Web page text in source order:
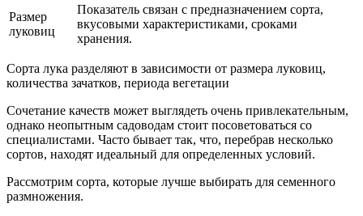
Размер
луковиц
Показатель связан с предназначением сорта,
вкусовыми характеристиками, сроками
хранения.
Сорта лука разделяют в зависимости от размера луковиц,
количества зачатков, периода вегетации
Сочетание качеств может выглядеть очень привлекательным,
однако неопытным садоводам стоит посоветоваться со
специалистами. Часто бывает так, что, перебрав несколько
сортов, находят идеальный для определенных условий.
Рассмотрим сорта, которые лучше выбирать для семенного
размножения.